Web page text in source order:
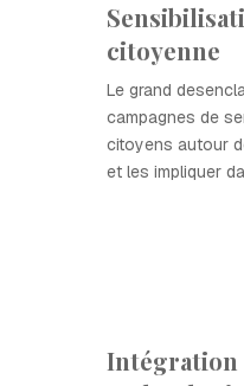
citoyenne
Le grand
campagnes de
citoyens autour
et les impliquer
Intégration